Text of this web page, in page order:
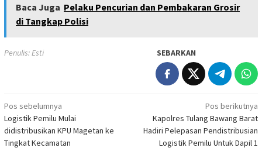
Baca Juga Pelaku Pencurian dan Pembakaran Grosir
di Tangkap Polisi
Penulis: Esti SEBARKAN
Navigasi
pos
Pos sebelumnya
Logistik Pemilu Mulai
didistribusikan KPU Magetan ke
Tingkat Kecamatan
Pos berikutnya
Kapolres Tulang Bawang Barat
Hadiri Pelepasan Pendistribusian
Logistik Pemilu Untuk Dapil 1